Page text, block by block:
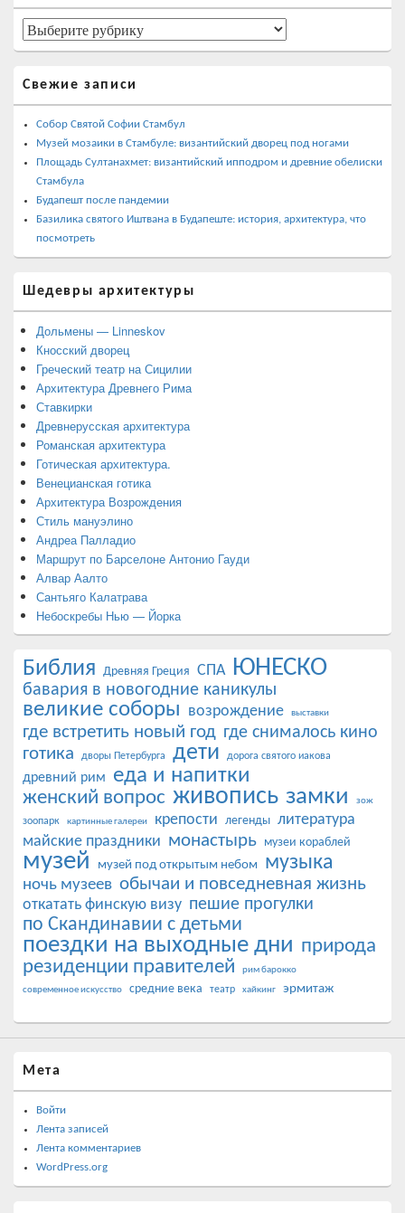
боковой
панели
Страны
Свежие записи
Собор Святой Софии Стамбул
Музей мозаики в Стамбуле: византийский дворец под ногами
Площадь Султанахмет: византийский ипподром и древние обелиски
Стамбула
Будапешт после пандемии
Базилика святого Иштвана в Будапеште: история, архитектура, что
посмотреть
Шедевры архитектуры
Дольмены — Linneskov
Кносский дворец
Греческий театр на Сицилии
Архитектура Древнего Рима
Ставкирки
Древнерусская архитектура
Романская архитектура
Готическая архитектура.
Венецианская готика
Архитектура Возрождения
Стиль мануэлино
Андреа Палладио
Маршрут по Барселоне Антонио Гауди
Алвар Аалто
Сантьяго Калатрава
Небоскребы Нью — Йорка
Библия Древняя Греция СПА ЮНЕСКО
бавария в новогодние каникулы
великие соборы возрождение выставки
где встретить новый год где снималось кино
готика дворы Петербурга дети дорога святого иакова
древний рим еда и напитки
женский вопрос живопись замки зож
зоопарк картинные галереи крепости легенды литература
майские праздники монастырь музеи кораблей
музей музей под открытым небом музыка
ночь музеев обычаи и повседневная жизнь
откатать финскую визу пешие прогулки
по Скандинавии с детьми
поездки на выходные дни природа
резиденции правителей
рим барокко
современное искусство
средние века театр хайкинг эрмитаж
Мета
Войти
Лента записей
Лента комментариев
WordPress.org